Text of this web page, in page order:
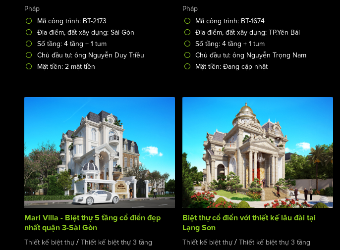
Pháp
Mã công trình: BT-2173
Địa điểm, đất xây dựng: Sài Gòn
Số tầng: 4 tầng + 1 tum
Chủ đầu tư: ông Nguyễn Duy Triều
Mặt tiền: 2 mặt tiền
Pháp
Mã công trình: BT-1674
Địa điểm, đất xây dựng: TP.Yên Bái
Số tầng: 4 tầng + 1 tum
Chủ đầu tư: ông Nguyễn Trọng Nam
Mặt tiền: Đang cập nhật
Mari Villa - Biệt thự 5 tầng cổ điển đẹp
nhất quận 3-Sài Gòn
Thiết kế biệt thự/ Thiết kế biệt thự 3 tầng
Biệt thự cổ điển với thiết kế lâu đài tại
Lạng Sơn
Thiết kế biệt thự/ Thiết kế biệt thự 3 tầng